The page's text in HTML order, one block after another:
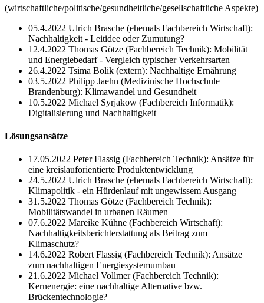
(wirtschaftliche/politische/gesundheitliche/gesellschaftliche Aspekte)
05.4.2022 Ulrich Brasche (ehemals Fachbereich Wirtschaft):
Nachhaltigkeit - Leitidee oder Zumutung?
12.4.2022 Thomas Götze (Fachbereich Technik): Mobilität
und Energiebedarf - Vergleich typischer Verkehrsarten
26.4.2022 Tsima Bolik (extern): Nachhaltige Ernährung
03.5.2022 Philipp Jaehn (Medizinische Hochschule
Brandenburg): Klimawandel und Gesundheit
10.5.2022 Michael Syrjakow (Fachbereich Informatik):
Digitalisierung und Nachhaltigkeit
Lösungsansätze
17.05.2022 Peter Flassig (Fachbereich Technik): Ansätze für
eine kreislauforientierte Produktentwicklung
24.5.2022 Ulrich Brasche (ehemals Fachbereich Wirtschaft):
Klimapolitik - ein Hürdenlauf mit ungewissem Ausgang
31.5.2022 Thomas Götze (Fachbereich Technik):
Mobilitätswandel in urbanen Räumen
07.6.2022 Mareike Kühne (Fachbereich Wirtschaft):
Nachhaltigkeitsberichterstattung als Beitrag zum
Klimaschutz?
14.6.2022 Robert Flassig (Fachbereich Technik): Ansätze
zum nachhaltigen Energiesystemumbau
21.6.2022 Michael Vollmer (Fachbereich Technik):
Kernenergie: eine nachhaltige Alternative bzw.
Brückentechnologie?